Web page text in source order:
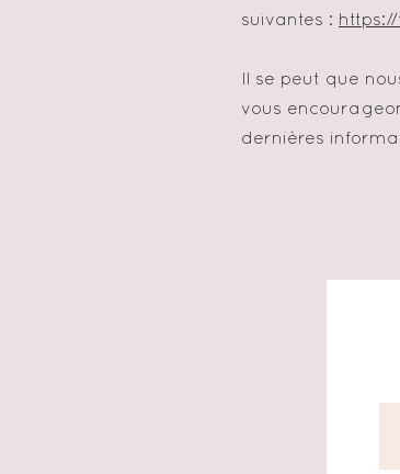
suivantes :
Il se peut que
vous
dernières